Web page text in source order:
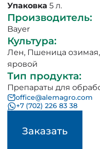
Упаковка 5 л.
Производитель:
Bayer
Культура:
Лен, Пшеница озимая,
яровой
Тип продукта:
Препараты для
Заказать
office@alemagro.com
+7 (702) 226 83 38